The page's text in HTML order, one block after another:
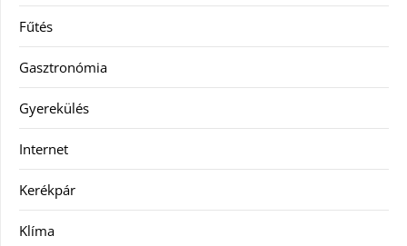
Fűtés
Gasztronómia
Gyerekülés
Internet
Kerékpár
Klíma